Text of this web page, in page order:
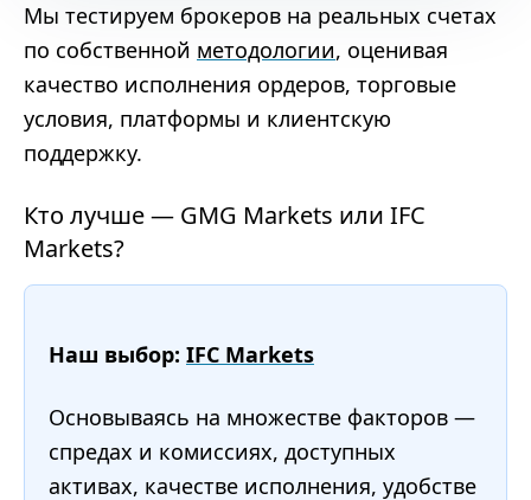
Мы тестируем брокеров на реальных счетах
по собственной методологии, оценивая
качество исполнения ордеров, торговые
условия, платформы и клиентскую
поддержку.
Кто лучше — GMG Markets или IFC
Markets?
Наш выбор: IFC Markets
Основываясь на множестве факторов —
спредах и комиссиях, доступных
активах, качестве исполнения, удобстве